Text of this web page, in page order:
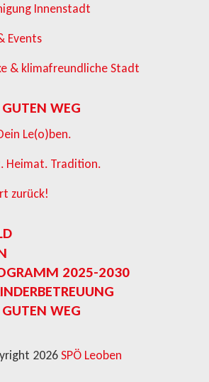
Innenstadt
Events
& klimafreundliche Stadt
WEG
Le(o)ben.
Heimat. Tradition.
zurück!
2025-2030
WEG
2026SPÖ Leoben